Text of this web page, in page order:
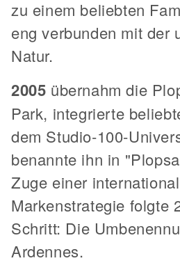
zu einem beliebten
eng verbunden mit der
Natur.
2005 übernahm die
Park, integrierte
dem Studio-100-
benannte ihn in
Zuge einer
Markenstrategie folgte
Schritt: Die
Ardennes.